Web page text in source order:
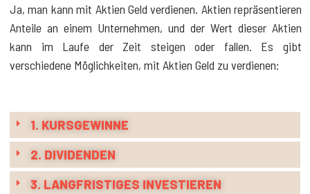
Ja, man kann mit Aktien Geld verdienen. Aktien repräsentieren
Anteile an einem Unternehmen, und der Wert dieser Aktien
kann im Laufe der Zeit steigen oder fallen. Es gibt
verschiedene Möglichkeiten, mit Aktien Geld zu verdienen:
1. KURSGEWINNE
2. DIVIDENDEN
3. LANGFRISTIGES INVESTIEREN